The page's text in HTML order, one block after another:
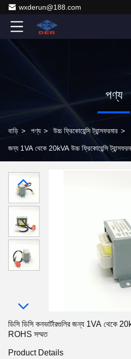
wxderun@188.com
পণ্য
বাড়ি > পণ্য > উচ্চ ফ্রিকোয়েন্সি ট্রান্সফরমার >
জন্য 1VA থেকে 20kVA উচ্চ ফ্রিকোয়েন্সি
ডিসি ডিসি কনভার্টারগুলির জন্য 1VA থেকে
ROHS সম্মত
Product Details